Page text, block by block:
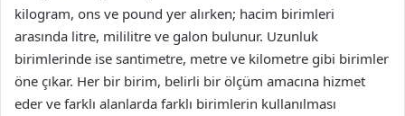
kilogram, ons ve pound yer alırken; hacim birimleri
arasında litre, mililitre ve galon bulunur. Uzunluk
birimlerinde ise santimetre, metre ve kilometre gibi birimler
öne çıkar. Her bir birim, belirli bir ölçüm amacına hizmet
eder ve farklı alanlarda farklı birimlerin kullanılması